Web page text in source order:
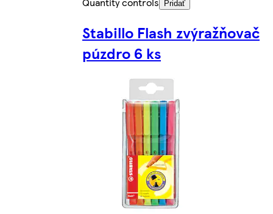
Pridať
Stabillo Flash zvýražňovač
púzdro 6 ks